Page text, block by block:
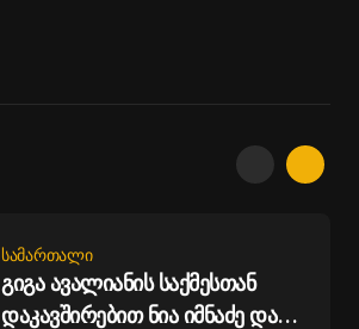
ᲡᲐᲛᲐᲠᲗᲐᲚᲘ
გიგა ავალიანის საქმესთან
დაკავშირებით ნია იმნაძე და